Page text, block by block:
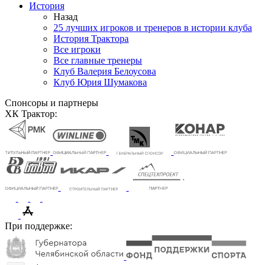
История
Назад
25 лучших игроков и тренеров в истории клуба
История Трактора
Все игроки
Все главные тренеры
Клуб Валерия Белоусова
Клуб Юрия Шумакова
Спонсоры и партнеры
ХК Трактор:
При поддержке: